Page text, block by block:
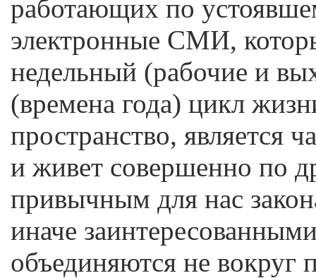
работающих по
электронные СМИ,
недельный (рабочие и
(времена года) цикл
пространство, является
и живет совершенно по
привычным для нас
иначе
объединяются не вокруг